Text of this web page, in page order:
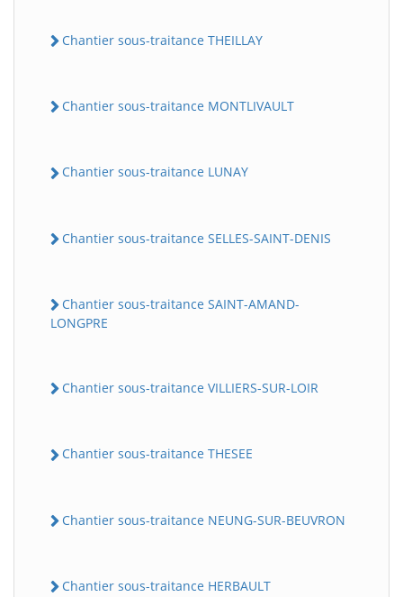
Chantier sous-traitance THEILLAY
Chantier sous-traitance MONTLIVAULT
Chantier sous-traitance LUNAY
Chantier sous-traitance SELLES-SAINT-DENIS
Chantier sous-traitance SAINT-AMAND-
LONGPRE
Chantier sous-traitance VILLIERS-SUR-LOIR
Chantier sous-traitance THESEE
Chantier sous-traitance NEUNG-SUR-BEUVRON
Chantier sous-traitance HERBAULT